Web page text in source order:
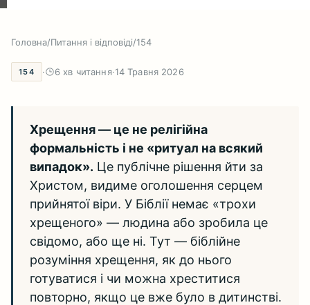
Головна/Питання і відповіді/154
154 · 6 хв читання·14 Травня 2026
Хрещення — це не релігійна
формальність і не «ритуал на всякий
випадок». Це публічне рішення йти за
Христом, видиме оголошення серцем
прийнятої віри. У Біблії немає «трохи
хрещеного» — людина або зробила це
свідомо, або ще ні. Тут — біблійне
розуміння хрещення, як до нього
готуватися і чи можна хреститися
повторно, якщо це вже було в дитинстві.